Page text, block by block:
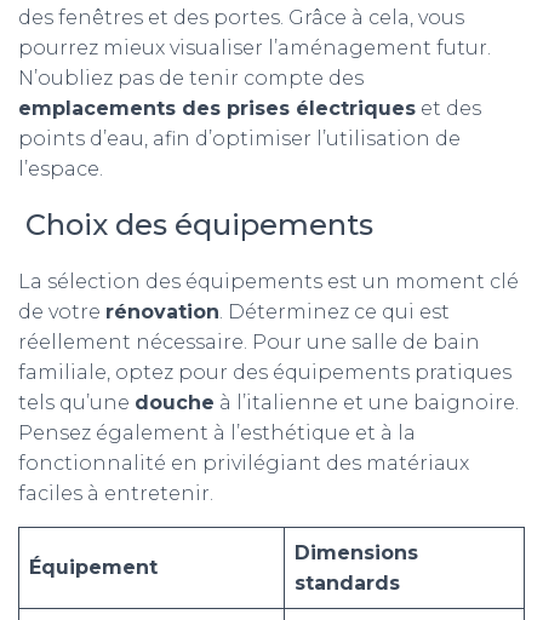
des fenêtres et des portes. Grâce à cela, vous
pourrez mieux visualiser l’aménagement futur.
N’oubliez pas de tenir compte des
emplacements des prises électriques et des
points d’eau, afin d’optimiser l’utilisation de
l’espace.
Choix des équipements
La sélection des équipements est un moment clé
de votre rénovation. Déterminez ce qui est
réellement nécessaire. Pour une salle de bain
familiale, optez pour des équipements pratiques
tels qu’une douche à l’italienne et une baignoire.
Pensez également à l’esthétique et à la
fonctionnalité en privilégiant des matériaux
faciles à entretenir.
Équipement
Dimensions
standards